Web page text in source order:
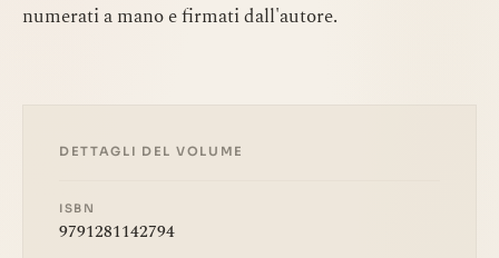
numerati a mano e firmati dall'autore.
DETTAGLI DEL VOLUME
ISBN
9791281142794